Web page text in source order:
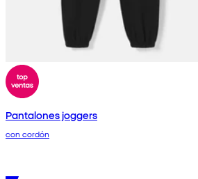
Pantalones joggers
con cordón